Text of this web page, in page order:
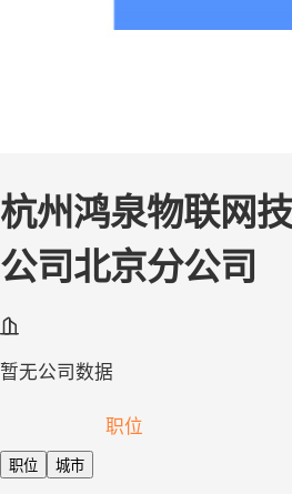
杭州鸿泉物联网
公司北京分公司
暂无公司数据
职位
职位 城市